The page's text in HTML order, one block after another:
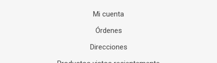
Mi cuenta
Órdenes
Direcciones